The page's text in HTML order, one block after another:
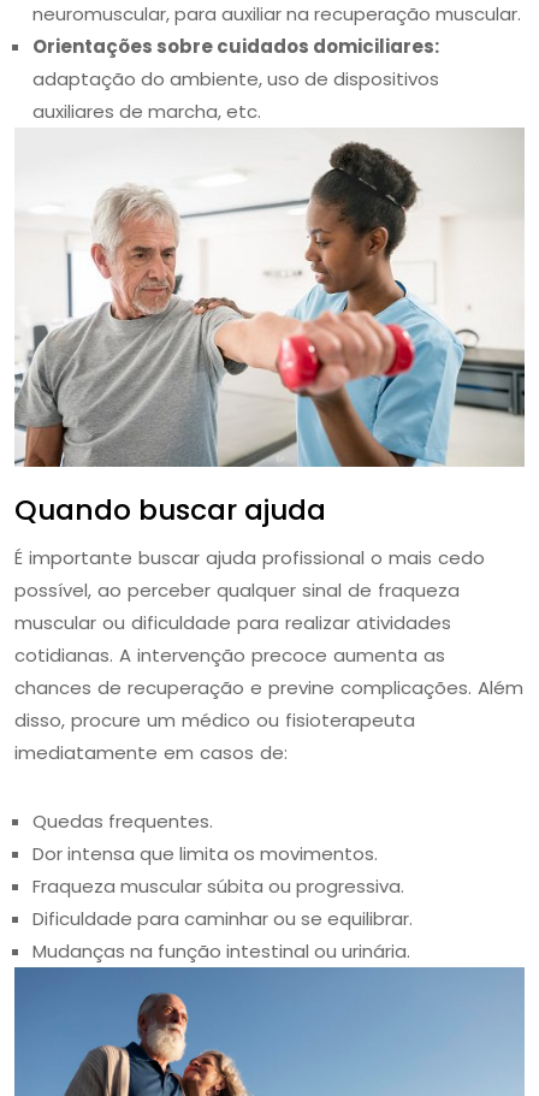
neuromuscular, para auxiliar na recuperação muscular.
Orientações sobre cuidados domiciliares:
adaptação do ambiente, uso de dispositivos
auxiliares de marcha, etc.
Quando buscar ajuda
É importante buscar ajuda profissional o mais cedo
possível, ao perceber qualquer sinal de fraqueza
muscular ou dificuldade para realizar atividades
cotidianas. A intervenção precoce aumenta as
chances de recuperação e previne complicações. Além
disso, procure um médico ou fisioterapeuta
imediatamente em casos de:
Quedas frequentes.
Dor intensa que limita os movimentos.
Fraqueza muscular súbita ou progressiva.
Dificuldade para caminhar ou se equilibrar.
Mudanças na função intestinal ou urinária.